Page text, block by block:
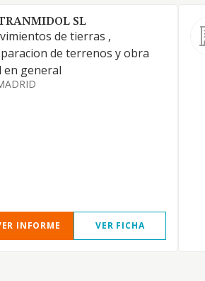
SL
de tierras ,
de terrenos y obra
en general
INFORME VER FICHA